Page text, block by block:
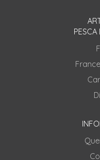
PESCA